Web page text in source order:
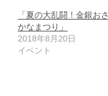
「夏の大乱闘！金銀おさ
かなまつり」
2018年8月20日
イベント